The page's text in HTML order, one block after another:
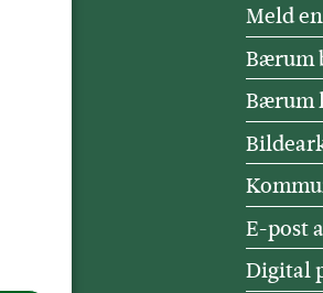
Meld
Bærum
Bærum
E-post
Digital